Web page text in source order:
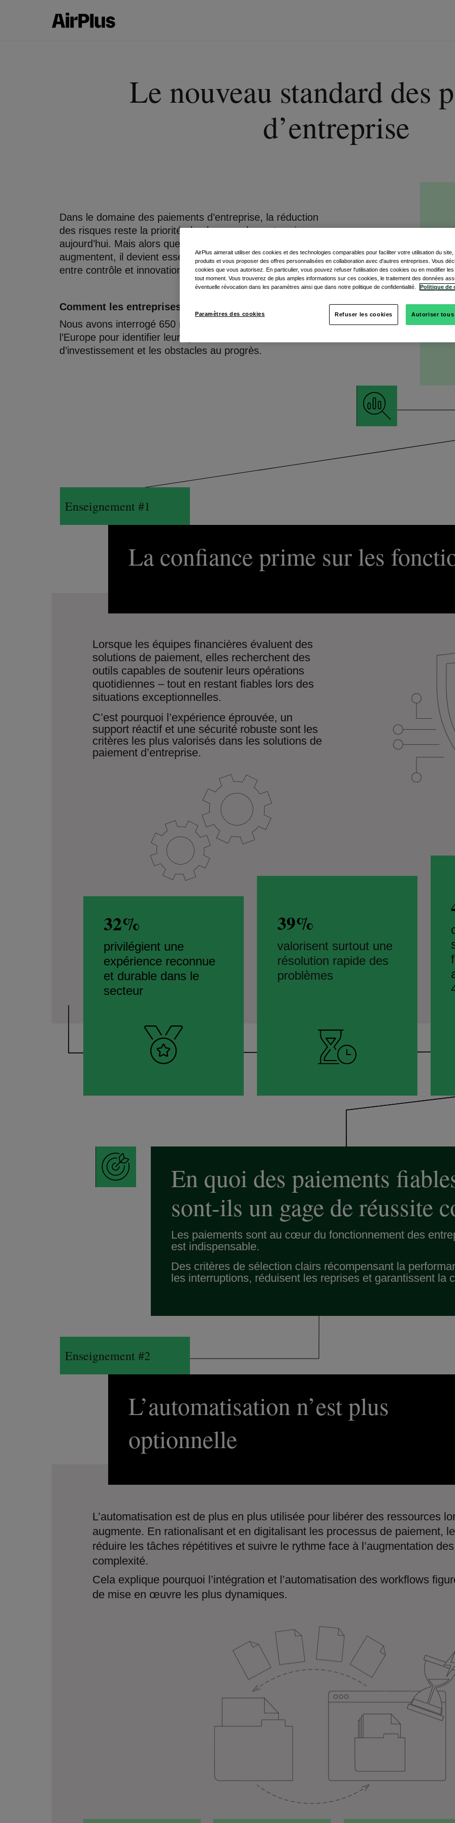
Le nouveau standard des
d’entreprise
Dans le domaine des paiements d’entreprise, la réduction
des risques reste la priorité absolue pour les entreprises
aujourd’hui. Mais alors que les ambitions d’efficacité
augmentent, il devient essentiel de trouver le juste équilibre
entre contrôle et innovation dans les solutions de paiement.
Comment les entreprises s’adaptent-elles ?
Nous avons interrogé 650 responsables financiers à travers
l’Europe pour identifier leurs priorités, les zones
d’investissement et les obstacles au progrès.
Enseignement #1
La confiance prime sur les
Lorsque les équipes financières évaluent des
solutions de paiement, elles recherchent des
outils capables de soutenir leurs opérations
quotidiennes – tout en restant fiables lors des
situations exceptionnelles.
C’est pourquoi l’expérience éprouvée, un
support réactif et une sécurité robuste sont les
critères les plus valorisés dans les solutions de
paiement d’entreprise.
32%
privilégient une
expérience reconnue
et durable dans le
secteur
39%
valorisent surtout une
résolution rapide des
problèmes
En quoi des paiements
sont-ils un gage de réussite
Les paiements sont au cœur du fonctionnement des
est indispensable.
Des critères de sélection clairs récompensant la
les interruptions, réduisent les reprises et garantissent la
Enseignement #2
L’automatisation n’est plus
optionnelle
L’automatisation est de plus en plus utilisée pour libérer des ressources
augmente. En rationalisant et en digitalisant les processus de paiement,
réduire les tâches répétitives et suivre le rythme face à l’augmentation
complexité.
Cela explique pourquoi l’intégration et l’automatisation des workflows
de mise en œuvre les plus dynamiques.
AirPlus aimerait utiliser des cookies et des technologies comparables pour faciliter votre utilisation du
produits et vous proposer des offres personnalisées en collaboration avec d'autres entreprises. Vous
cookies que vous autorisez. En particulier, vous pouvez refuser l'utilisation des cookies ou en modifier
tout moment. Vous trouverez de plus amples informations sur ces cookies, le traitement des données
éventuelle révocation dans les paramètres ainsi que dans notre politique de confidentialité.
Politique de
Paramètres des cookies Refuser les cookies Autoriser